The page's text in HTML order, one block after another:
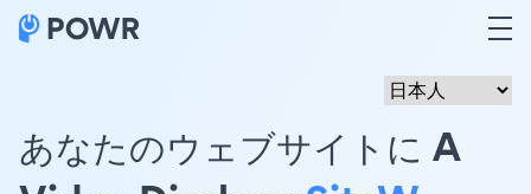
あなたのウェブサイトに A